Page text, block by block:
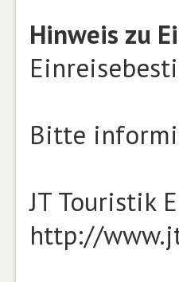
Hinweis zu
Bitte
JT Touristik
http://